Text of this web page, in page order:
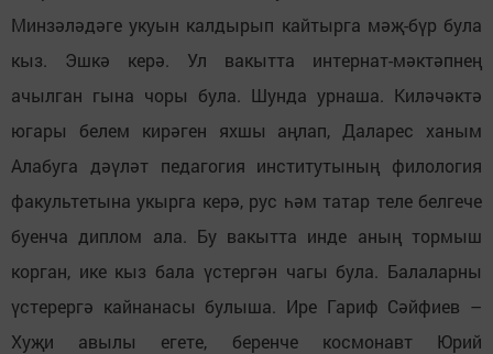
Минзәләдәге укуын калдырып кайтырга мәҗ-бүр була
кыз. Эшкә керә. Ул вакытта интернат-мәктәпнең
ачылган гына чоры була. Шунда урнаша. Киләчәктә
югары белем кирәген яхшы аңлап, Даларес ханым
Алабуга дәүләт педагогия институтының филология
факультетына укырга керә, рус һәм татар теле белгече
буенча диплом ала. Бу вакытта инде аның тормыш
корган, ике кыз бала үстергән чагы була. Балаларны
үстерергә кайнанасы булыша. Ире Гариф Сәйфиев –
Хуҗи авылы егете, беренче космонавт Юрий